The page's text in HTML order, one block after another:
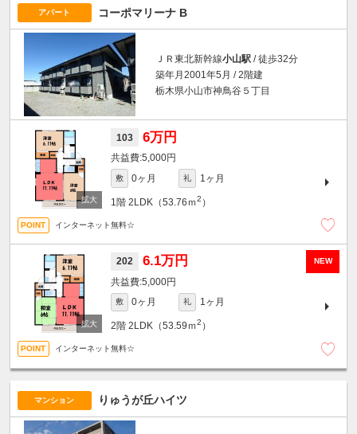
アパート コーポマリーナ B
ＪＲ東北新幹線小山駅 / 徒歩32分
築年月2001年5月 / 2階建
栃木県小山市神鳥谷５丁目
103 6万円
5,000円
敷 0ヶ月 礼 1ヶ月
1階 2LDK（53.76ｍ2 ）
インターネット無料☆
NEW
202 6.1万円
5,000円
敷 0ヶ月 礼 1ヶ月
2階 2LDK（53.59ｍ2 ）
インターネット無料☆
マンション りゅうが丘ハイツ